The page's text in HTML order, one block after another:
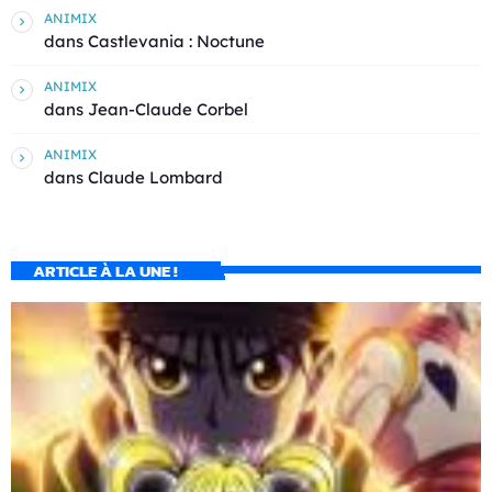
ANIMIX
dans Castlevania : Noctune
ANIMIX
dans Jean-Claude Corbel
ANIMIX
dans Claude Lombard
ARTICLE À LA UNE !